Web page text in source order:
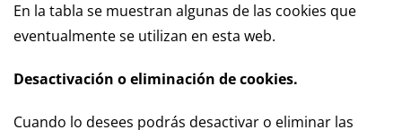
En la tabla se muestran algunas de las cookies que
eventualmente se utilizan en esta web.
Desactivación o eliminación de cookies.
Cuando lo desees podrás desactivar o eliminar las